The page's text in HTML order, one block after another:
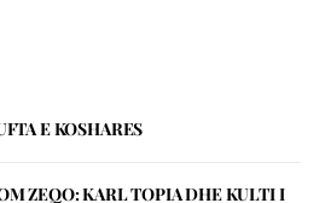
E KOSHARES
ZEQO: KARL TOPIA DHE KULTI I